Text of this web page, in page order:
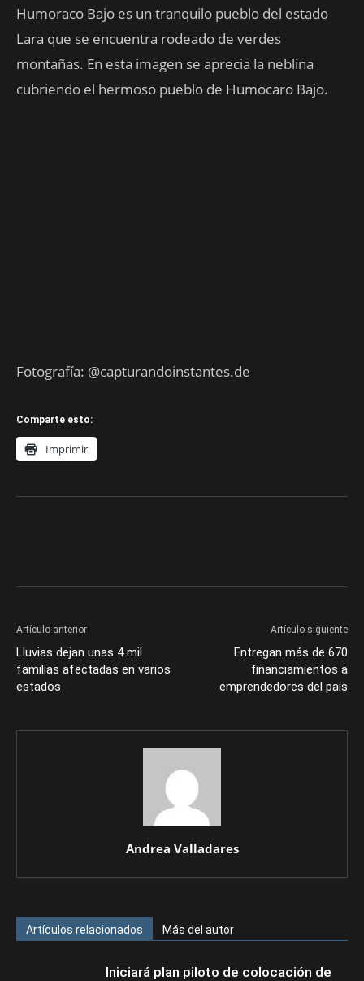
Humoraco Bajo es un tranquilo pueblo del estado
Lara que se encuentra rodeado de verdes
montañas. En esta imagen se aprecia la neblina
cubriendo el hermoso pueblo de Humocaro Bajo.
Fotografía: @capturandoinstantes.de
Comparte esto:
Imprimir
Artículo anterior
Lluvias dejan unas 4 mil
familias afectadas en varios
estados
Artículo siguiente
Entregan más de 670
financiamientos a
emprendedores del país
Andrea Valladares
Artículos relacionados Más del autor
Iniciará plan piloto de colocación de